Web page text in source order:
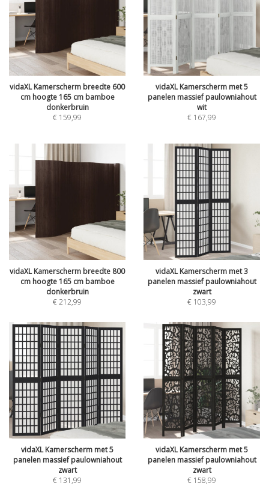
vidaXL Kamerscherm breedte 600
cm hoogte 165 cm bamboe
donkerbruin
€ 159,99
vidaXL Kamerscherm met 5
panelen massief paulowniahout
wit
€ 167,99
vidaXL Kamerscherm breedte 800
cm hoogte 165 cm bamboe
donkerbruin
€212,99
vidaXL Kamerscherm met 3
panelen massief paulowniahout
zwart
€ 103,99
vidaXL Kamerscherm met 5
panelen massief paulowniahout
zwart
€ 131,99
vidaXL Kamerscherm met 5
panelen massief paulowniahout
zwart
€ 158,99